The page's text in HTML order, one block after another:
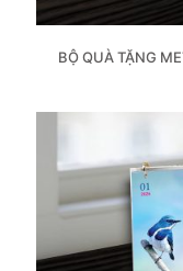
BỘ QUÀ TẶNG